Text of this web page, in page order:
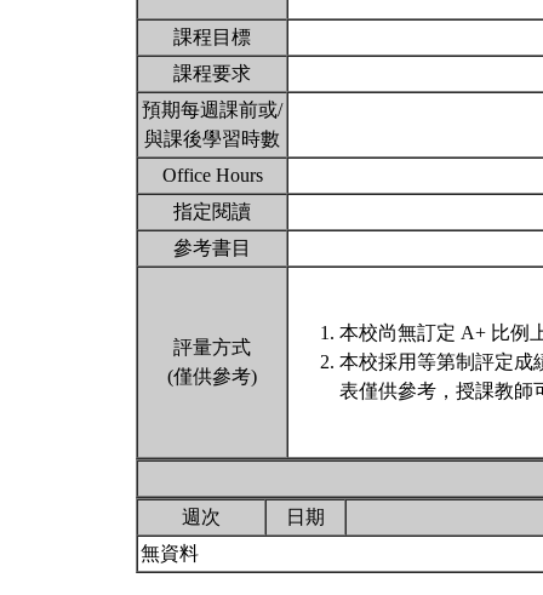
課程目標
課程要求
預期每週課前或/
與課後學習時數
Office Hours
指定閱讀
參考書目
評量方式
(僅供參考)
本校尚無訂定 A+ 比例
本校採用等第制評定成
表僅供參考，授課教師
週次
日期
無資料